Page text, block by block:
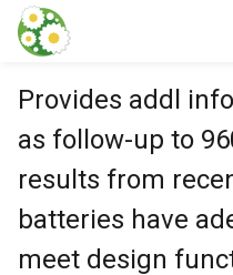
本文に飛ぶ
Provides addl
as follow-up to
results from
batteries have
meet design